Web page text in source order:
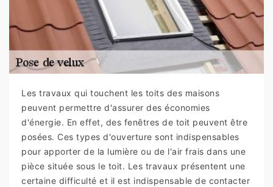
Les travaux qui touchent les toits des maisons
peuvent permettre d'assurer des économies
d'énergie. En effet, des fenêtres de toit peuvent être
posées. Ces types d'ouverture sont indispensables
pour apporter de la lumière ou de l'air frais dans une
pièce située sous le toit. Les travaux présentent une
certaine difficulté et il est indispensable de contacter